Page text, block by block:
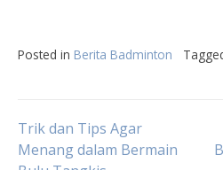
Posted in Berita Badminton
Post
Trik dan Tips Agar
Menang dalam Bermain